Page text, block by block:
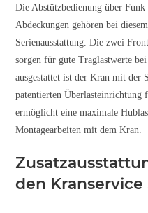
Die Abstützbedienung über
Abdeckungen gehören bei
Serienausstattung. Die zwei
sorgen für gute Traglastwerte
ausgestattet ist der Kran mit der
patentierten Überlasteinrichtung
ermöglicht eine maximale
Montagearbeiten mit dem Kran.
den Kranservice